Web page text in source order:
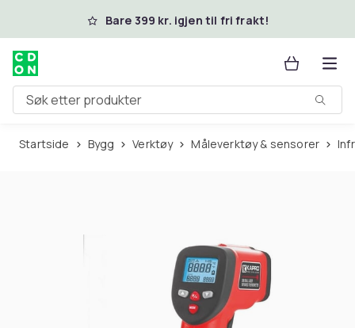
Hopp til hovedinnholdBare 399 kr. igjen til fri frakt!
Søk etter produkter
Startside Bygg Verktøy Måleverktøy & sensorer